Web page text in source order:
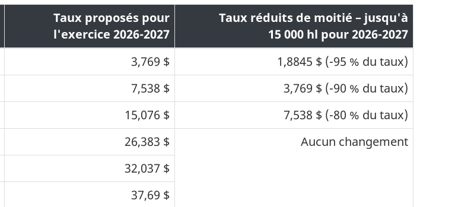
Taux proposés pour
l'exercice 2026-2027
Taux réduits de moitié – jusqu'à
15 000 hl pour 2026-2027
3,769 $
1,8845 $ (-95 % du taux)
7,538 $
3,769 $ (-90 % du taux)
15,076 $
7,538 $ (-80 % du taux)
26,383 $
Aucun changement
32,037 $
37,69 $